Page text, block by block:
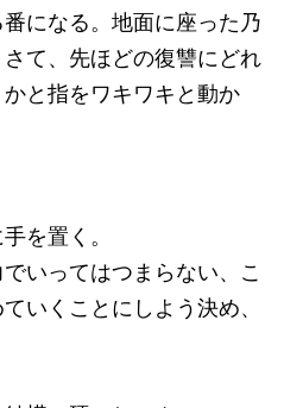
になる。地面に座った乃
て、先ほどの復讐にどれ
と指をワキワキと動か
を置く。
いってはつまらない、こ
いくことにしよう決め、